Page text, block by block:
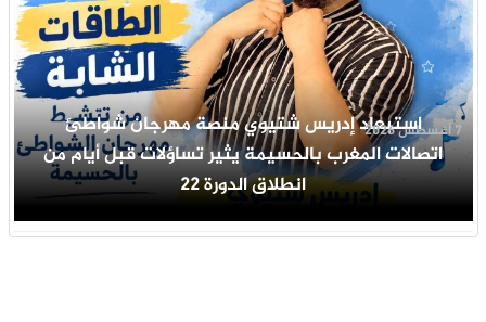
استبعاد إدريس شتيوي منصة مهرجان شواطئ
اتصالات المغرب بالحسيمة يثير تساؤلات قبل أيام من
انطلاق الدورة 22
7 أغسطس 2026